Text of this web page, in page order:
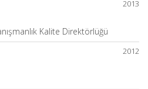
2013
Kalite Direktörlüğü
2012